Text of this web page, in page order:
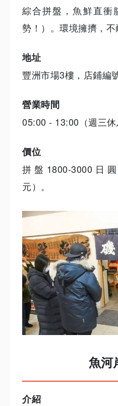
綜合拼盤，魚鮮直衝
勢！）。環境擁擠，不
地址
豐洲市場3樓，店鋪編
營業時間
05:00 - 13:00（週三休
價位
拼盤1800-3000日
元）。
魚河
介紹